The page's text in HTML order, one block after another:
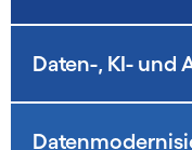
Daten-, KI- und